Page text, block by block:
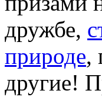
дружбе,
природе,
другие!